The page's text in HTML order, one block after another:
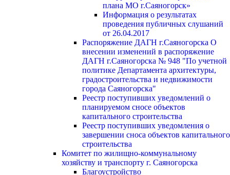
плана МО г.Саяногорск»
Информация о результатах
проведения публичных слушаний
от 26.04.2017
Распоряжение ДАГН г.Саяногорска О
внесении изменений в распоряжение
ДАГН г.Саяногорска № 948 "По учетной
политике Департамента архитектуры,
градостроительства и недвижимости
города Саяногорска"
Реестр поступивших уведомлений о
планируемом сносе объектов
капитального строительства
Реестр поступивших уведомления о
завершении сноса объектов капитального
строительства
Комитет по жилищно-коммунальному
хозяйству и транспорту г. Саяногорска
Благоустройство